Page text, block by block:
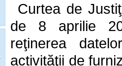
Curtea de
de 8 aprilie
reţinerea
activităţii de